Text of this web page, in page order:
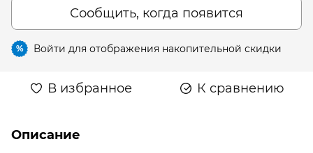
Сообщить, когда появится
% Войти для отображения накопительной скидки
В избранное К сравнению
Описание